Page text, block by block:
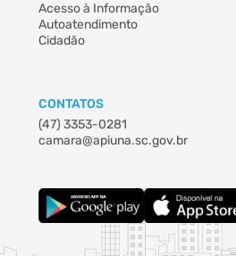
Acesso à Informação
Autoatendimento
Cidadão
CONTATOS
(47) 3353-0281
camara@apiuna.sc.gov.br